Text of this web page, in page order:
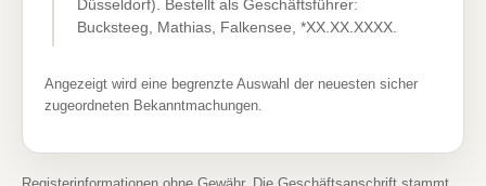
Düsseldorf). Bestellt als Geschäftsführer:
Bucksteeg, Mathias, Falkensee, *XX.XX.XXXX.
Angezeigt wird eine begrenzte Auswahl der neuesten sicher
zugeordneten Bekanntmachungen.